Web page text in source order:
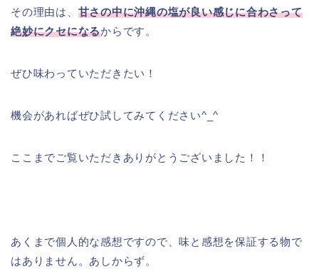
その理由は、 甘さの中に沖縄の塩が良い感じに合わさって
絶妙にクセになるからです。
ぜひ味わっていただきたい！
機会があればぜひ試してみてください^_^
ここまでご覧いただきありがとうございました！！
あくまで個人的な感想ですので、味と感想を保証する物で
はありません。あしからず。